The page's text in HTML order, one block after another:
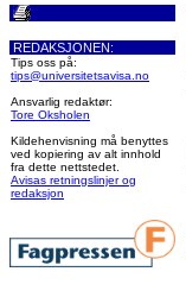
REDAKSJONEN:
Tips oss på:
tips@universitetsavisa.no
Ansvarlig redaktør:
Tore Oksholen
Kildehenvisning må benyttes
ved kopiering av alt innhold
fra dette nettstedet.
Avisas retningslinjer og
redaksjon